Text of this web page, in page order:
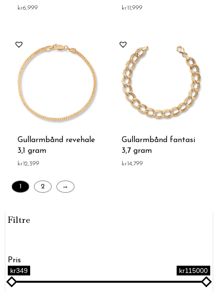
Filtre
Pris
kr349
kr115000
kr6,999 kr11,999
Gullarmbånd revehale
3,1 gram
kr12,399
Gullarmbånd fantasi
3,7 gram
kr14,799
1 2 →